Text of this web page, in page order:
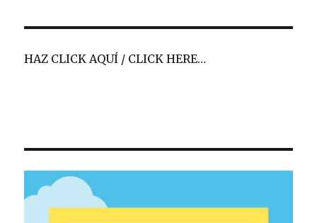
HAZ CLICK AQUÍ / CLICK HERE…